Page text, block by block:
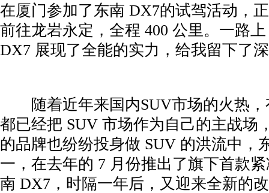
在厦门参加了东南 DX7的试驾活动，
前往龙岩永定，全程 400 公里。一路
DX7 展现了全能的实力，给我留下了
随着近年来国内SUV市场的火热，
都已经把 SUV 市场作为自己的主战场
的品牌也纷纷投身做 SUV 的洪流中，
一，在去年的 7 月份推出了旗下首款
南 DX7，时隔一年后，又迎来全新的